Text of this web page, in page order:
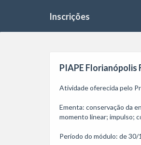
Inscrições
PIAPE Florianópolis
Atividade oferecida pelo
Ementa: conservação da
momento linear; impulso;
Período do módulo: de